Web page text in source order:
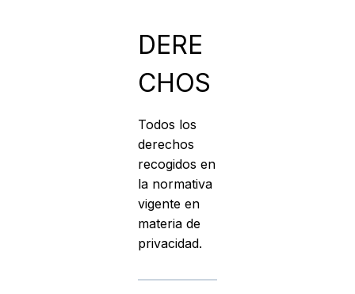
DERE
CHOS
Todos los
derechos
recogidos en
la normativa
vigente en
materia de
privacidad.